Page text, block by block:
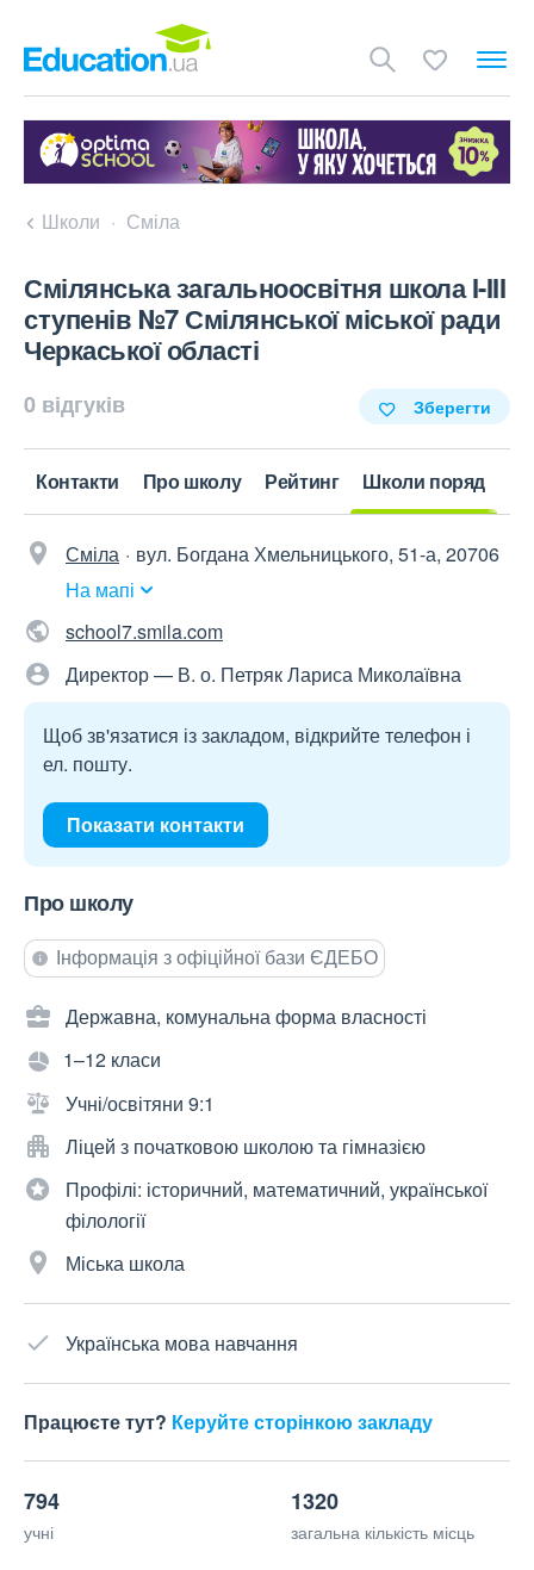
Школи Сміла
Смілянська загальноосвітня школа I-III
ступенів №7 Смілянської міської ради
Черкаської області
0 відгуків Зберегти
Контакти Про школу Рейтинг Школи поряд
Сміла
вул. Богдана Хмельницького, 51-а, 20706
На мапі
school7.smila.com
Директор — В. о. Петряк Лариса Миколаївна
Щоб зв'язатися із закладом, відкрийте телефон і
ел. пошту.
Показати контакти
Про школу
Інформація з офіційної бази ЄДЕБО
Державна, комунальна форма власності
1–12 класи
Учні/освітяни 9:1
Ліцей з початковою школою та гімназією
Профілі: історичний, математичний, української
філології
Міська школа
Українська мова навчання
Працюєте тут? Керуйте сторінкою закладу
794
учні
1320
загальна кількість місць